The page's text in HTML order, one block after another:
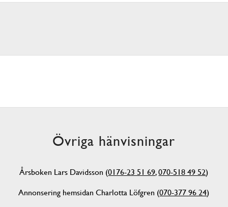
Övriga hänvisningar
Årsboken Lars Davidsson (0176-23 51 69,070-518 49 52)
Annonsering hemsidan Charlotta Löfgren (070-377 96 24)